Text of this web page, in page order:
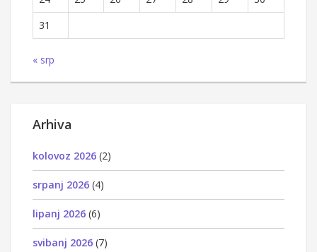
31
« srp
Arhiva
kolovoz 2026 (2)
srpanj 2026 (4)
lipanj 2026 (6)
svibanj 2026 (7)